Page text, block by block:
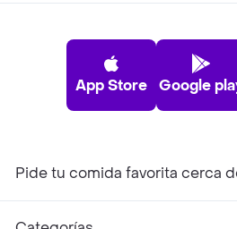
App Store Google
Pide tu comida favorita cerca